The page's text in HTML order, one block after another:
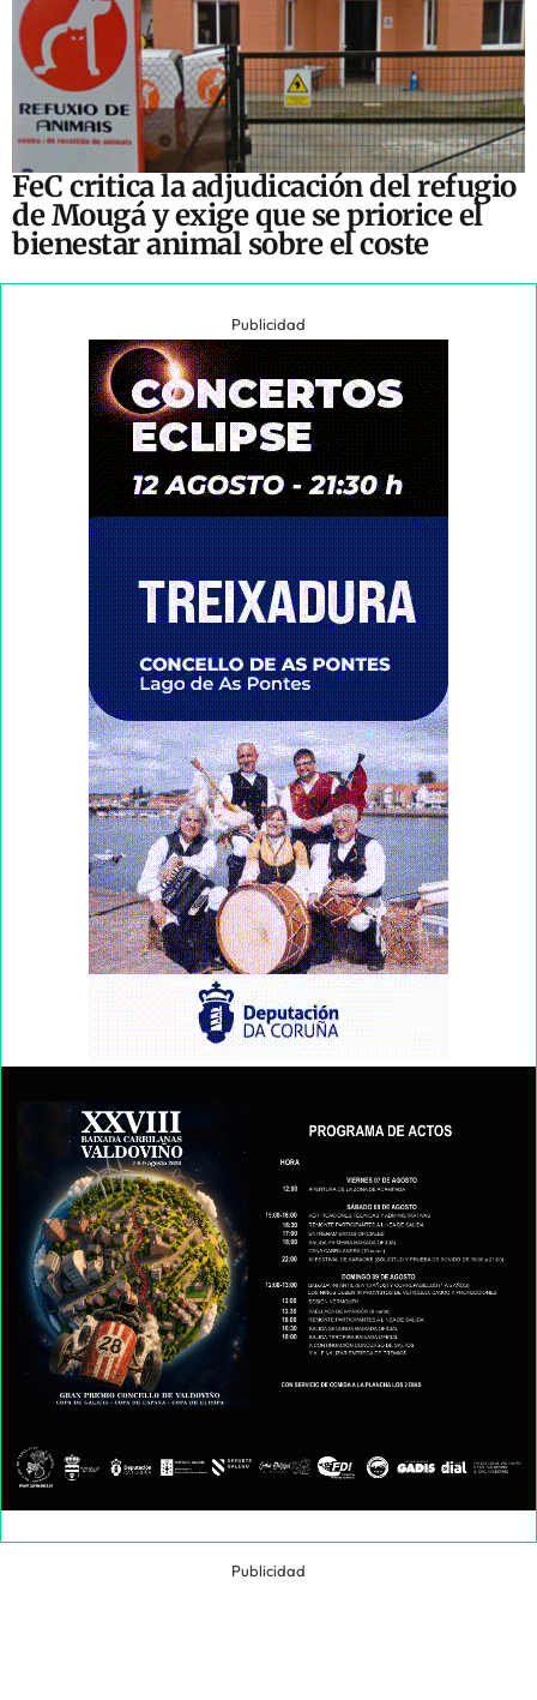
FeC critica la adjudicación del refugio
de Mougá y exige que se priorice el
bienestar animal sobre el coste
Publicidad
Publicidad